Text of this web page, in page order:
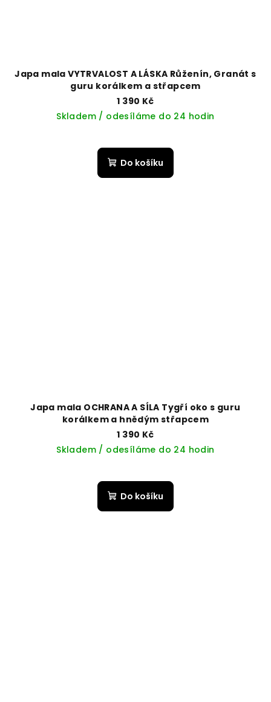
Japa mala VYTRVALOST A LÁSKA Růženín, Granát s
guru korálkem a střapcem
1 390 Kč
Skladem / odesíláme do 24 hodin
Do košíku
Japa mala OCHRANA A SÍLA Tygří oko s guru
korálkem a hnědým střapcem
1 390 Kč
Skladem / odesíláme do 24 hodin
Do košíku